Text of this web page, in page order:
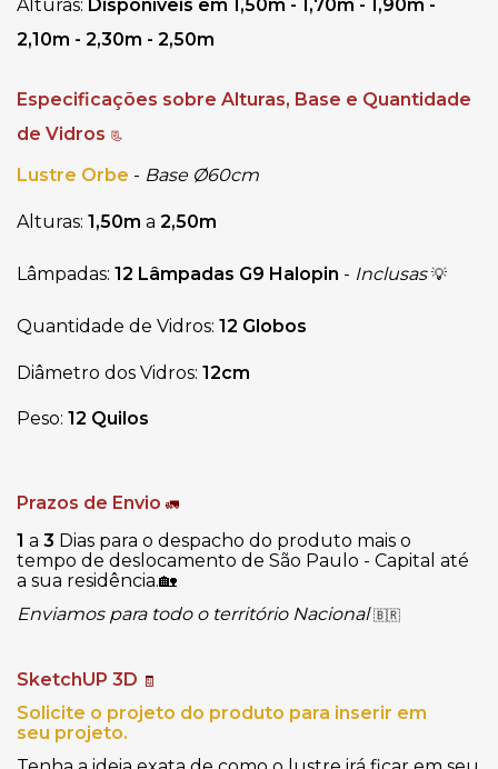
Alturas: Disponíveis em 1,50m - 1,70m - 1,90m -
2,10m - 2,30m - 2,50m
Especificações sobre Alturas, Base e Quantidade
de Vidros 📃
Lustre Orbe - Base Ø60cm
Alturas: 1,50m a 2,50m
Lâmpadas: 12 Lâmpadas G9 Halopin - Inclusas 💡
Quantidade de Vidros: 12 Globos
Diâmetro dos Vidros: 12cm
Peso: 12 Quilos
Prazos de Envio 🚛
1 a 3 Dias para o despacho do produto mais o
tempo de deslocamento de São Paulo - Capital até
a sua residência.🏡
Enviamos para todo o território Nacional🇧🇷
SketchUP 3D 🧾
Solicite o projeto do produto para inserir em
seu projeto.